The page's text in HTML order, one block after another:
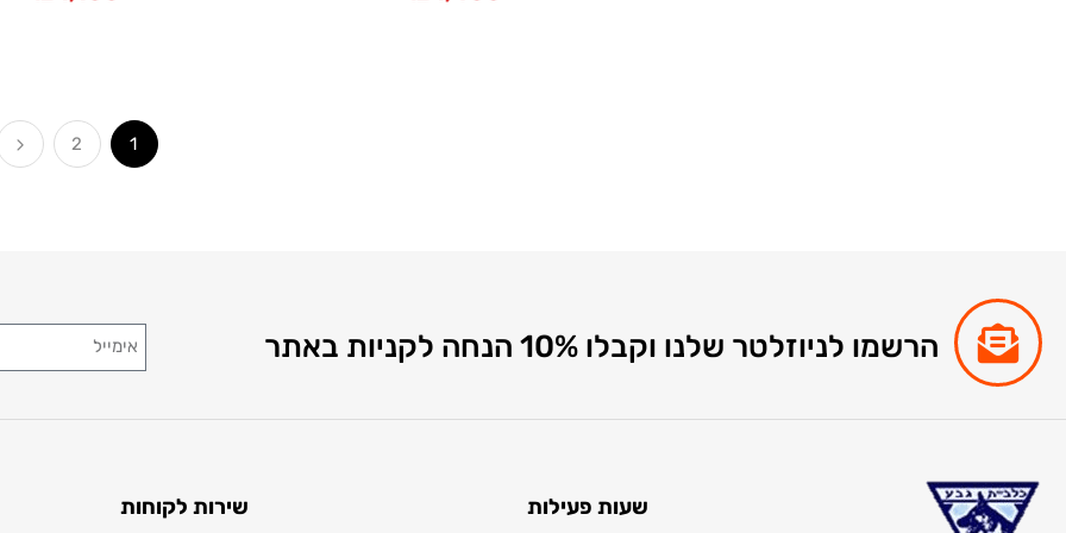
1
2
הרשמו לניוזלטר שלנו וקבלו 10% הנחה לקניות באתר
שעות פעילות שירות לקוחות